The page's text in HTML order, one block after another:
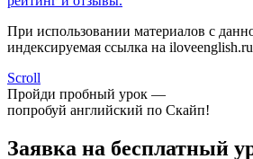
При использовании материалов с
индексируемая ссылка на iloveenglish.ru
Scroll
Пройди пробный урок —
попробуй английский по Скайп!
Заявка на бесплатный